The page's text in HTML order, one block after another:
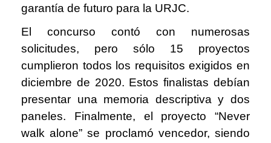
garantía de futuro para la URJC.
El concurso contó con numerosas
solicitudes, pero sólo 15 proyectos
cumplieron todos los requisitos exigidos en
diciembre de 2020. Estos finalistas debían
presentar una memoria descriptiva y dos
paneles. Finalmente, el proyecto “Never
walk alone” se proclamó vencedor, siendo